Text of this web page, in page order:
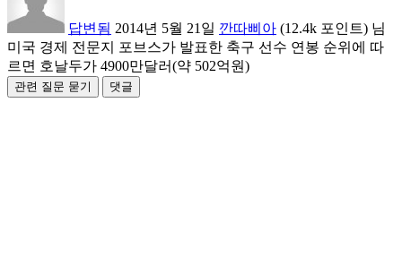
답변됨 2014년 5월 21일 깐따삐아 (12.4k 포인트) 님
미국 경제 전문지 포브스가 발표한 축구 선수 연봉 순위에 따
르면 호날두가 4900만달러(약 502억원)